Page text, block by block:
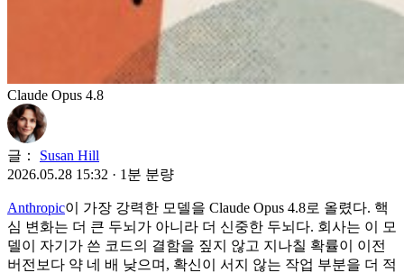
Claude Opus 4.8
글：
Susan Hill
2026.05.28 15:32 · 1분 분량
Anthropic이 가장 강력한 모델을 Claude Opus 4.8로 올렸다. 핵
심 변화는 더 큰 두뇌가 아니라 더 신중한 두뇌다. 회사는 이 모
델이 자기가 쓴 코드의 결함을 짚지 않고 지나칠 확률이 이전
버전보다 약 네 배 낮으며, 확신이 서지 않는 작업 부분을 더 적